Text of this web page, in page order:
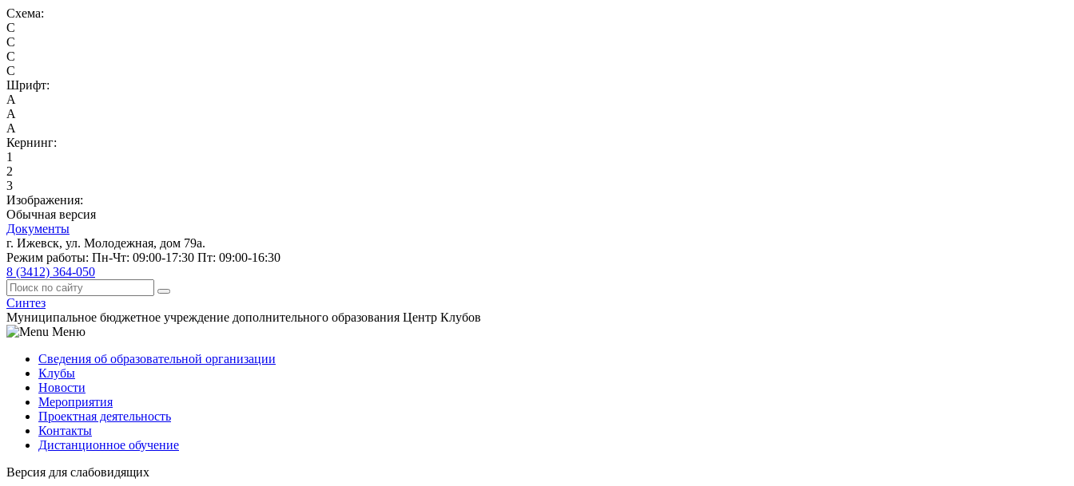
Схема:
C
C
C
C
Шрифт:
A
A
A
Кернинг:
1
2
3
Изображения:
Обычная версия
Документы
г. Ижевск, ул. Молодежная, дом 79а.
Режим работы: Пн-Чт: 09:00-17:30 Пт: 09:00-16:30
8 (3412) 364-050
Синтез
Муниципальное бюджетное учреждение дополнительного образования Центр Клубов
Меню
Сведения об образовательной организации
Клубы
Новости
Мероприятия
Проектная деятельность
Контакты
Дистанционное обучение
Версия для слабовидящих